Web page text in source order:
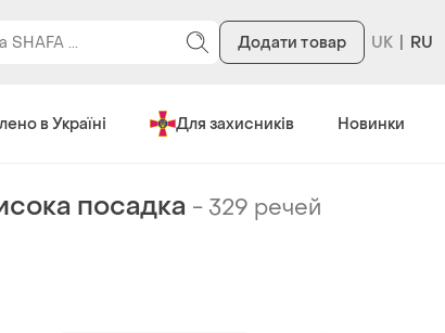
Додати товар RU
в Україні Для захисників Новинки
посадка - 329 речей